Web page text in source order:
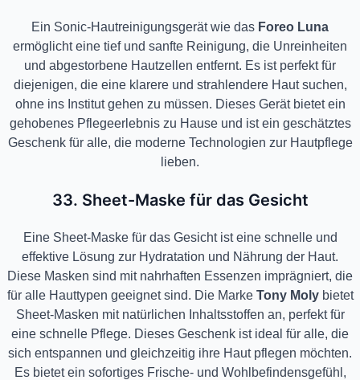
Ein Sonic-Hautreinigungsgerät wie das Foreo Luna
ermöglicht eine tief und sanfte Reinigung, die Unreinheiten
und abgestorbene Hautzellen entfernt. Es ist perfekt für
diejenigen, die eine klarere und strahlendere Haut suchen,
ohne ins Institut gehen zu müssen. Dieses Gerät bietet ein
gehobenes Pflegeerlebnis zu Hause und ist ein geschätztes
Geschenk für alle, die moderne Technologien zur Hautpflege
lieben.
33. Sheet-Maske für das Gesicht
Eine Sheet-Maske für das Gesicht ist eine schnelle und
effektive Lösung zur Hydratation und Nährung der Haut.
Diese Masken sind mit nahrhaften Essenzen imprägniert, die
für alle Hauttypen geeignet sind. Die Marke Tony Molybietet
Sheet-Masken mit natürlichen Inhaltsstoffen an, perfekt für
eine schnelle Pflege. Dieses Geschenk ist ideal für alle, die
sich entspannen und gleichzeitig ihre Haut pflegen möchten.
Es bietet ein sofortiges Frische- und Wohlbefindensgefühl,